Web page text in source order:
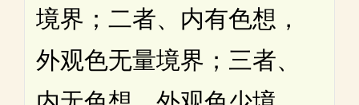
境界；二者、内有色想，
外观色无量境界；三者、